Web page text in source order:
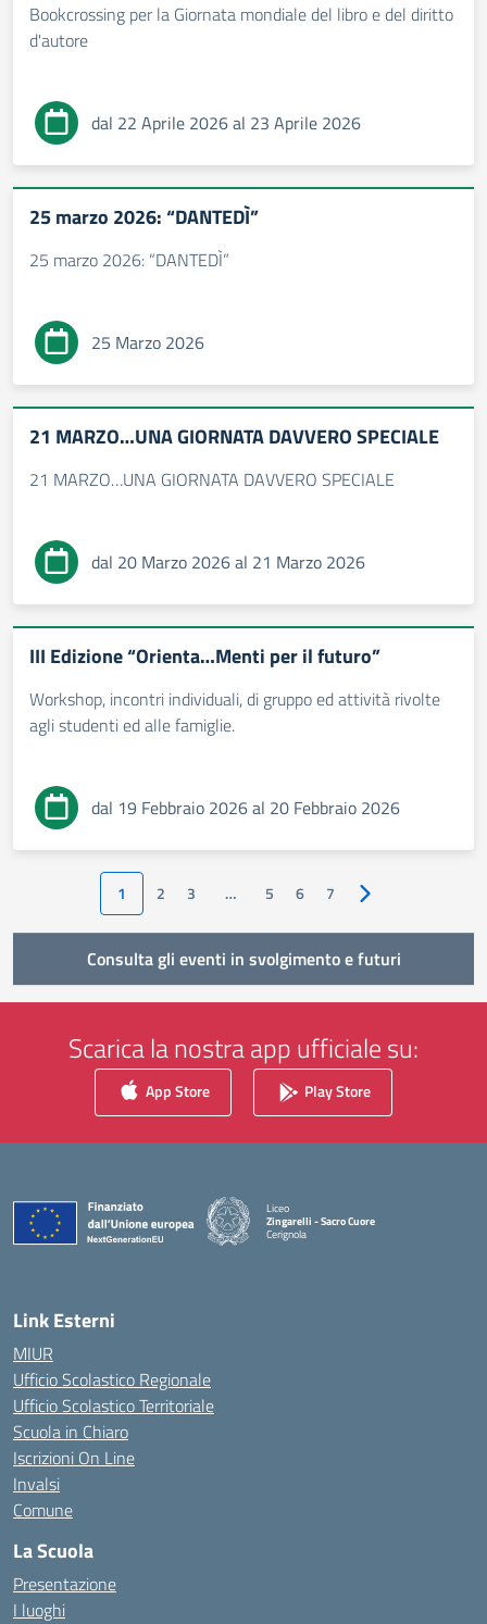
Bookcrossing per la Giornata mondiale del libro e del diritto
d'autore
dal 22 Aprile 2026 al 23 Aprile 2026
25 marzo 2026: “DANTEDÌ”
25 marzo 2026: “DANTEDÌ”
25 Marzo 2026
21 MARZO…UNA GIORNATA DAVVERO SPECIALE
21 MARZO…UNA GIORNATA DAVVERO SPECIALE
dal 20 Marzo 2026 al 21 Marzo 2026
III Edizione “Orienta…Menti per il futuro”
Workshop, incontri individuali, di gruppo ed attività rivolte
agli studenti ed alle famiglie.
dal 19 Febbraio 2026 al 20 Febbraio 2026
1 2 3 … 5 6 7 Pagina successiva
Consulta gli eventi in svolgimento e futuri
Scarica la nostra app ufficiale su:
App Store Play Store
Liceo
Zingarelli - Sacro Cuore
Cerignola
— Visita la pagina iniziale della scuola
Link Esterni
MIUR
Ufficio Scolastico Regionale
Ufficio Scolastico Territoriale
Scuola in Chiaro
Iscrizioni On Line
Invalsi
Comune
La Scuola
Presentazione
I luoghi